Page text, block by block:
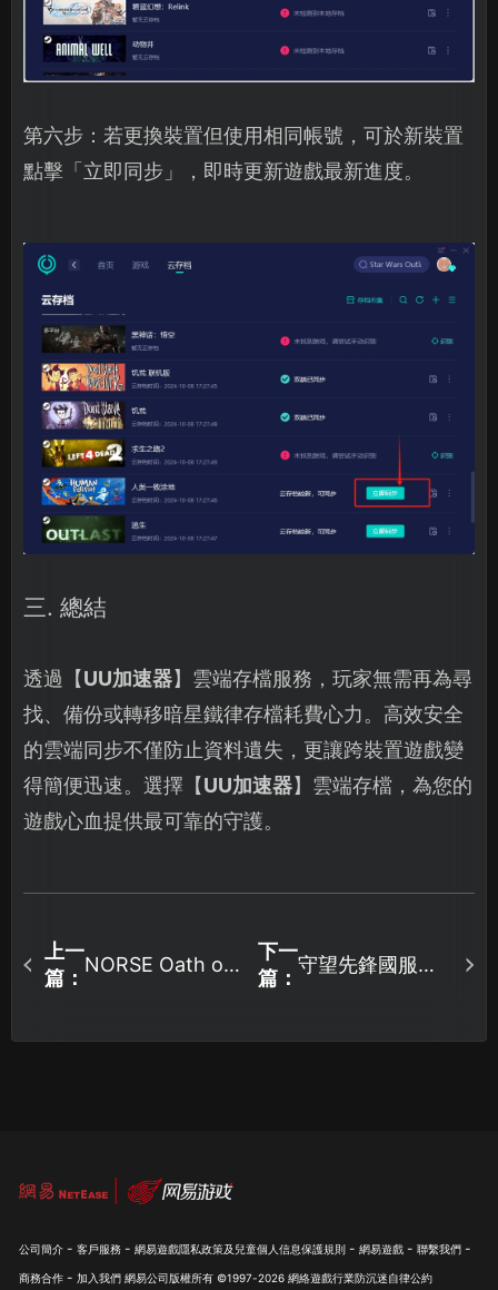
第六步：若更換裝置但使用相同帳號，可於新裝置
點擊「立即同步」，即時更新遊戲最新進度。
三. 總結
透過【UU加速器】雲端存檔服務，玩家無需再為尋
找、備份或轉移暗星鐵律存檔耗費心力。高效安全
的雲端同步不僅防止資料遺失，更讓跨裝置遊戲變
得簡便迅速。選擇【UU加速器】雲端存檔，為您的
遊戲心血提供最可靠的守護。
上一
篇：
NORSE Oath of
略！
下一
篇：
守望先鋒國服加
南！
公司簡介 - 客戶服務 - 網易遊戲隱私政策及兒童個人信息保護規則 - 網易遊戲 - 聯繫我們 -
商務合作 - 加入我們 網易公司版權所有 ©1997-2026 網絡遊戲行業防沉迷自律公約